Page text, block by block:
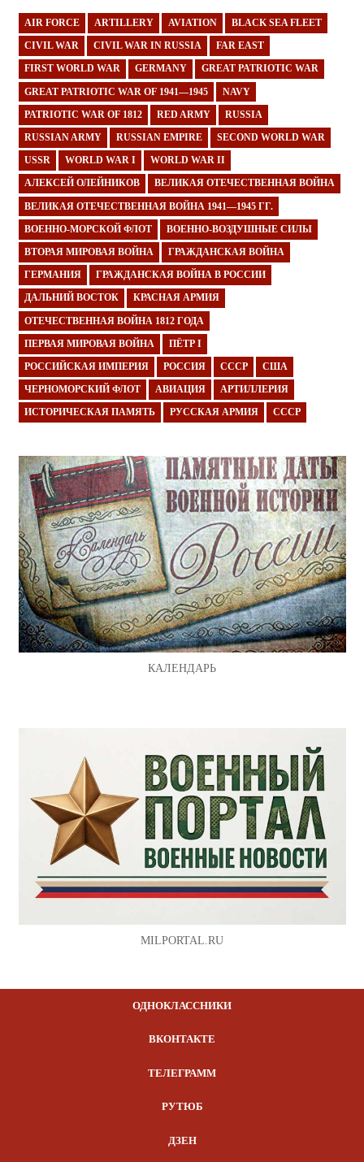
AIR FORCE ARTILLERY AVIATION BLACK SEA FLEET
CIVIL WAR CIVIL WAR IN RUSSIA FAR EAST
FIRST WORLD WAR GERMANY GREAT PATRIOTIC WAR
GREAT PATRIOTIC WAR OF 1941—1945 NAVY
PATRIOTIC WAR OF 1812 RED ARMY RUSSIA
RUSSIAN ARMY RUSSIAN EMPIRE SECOND WORLD WAR
USSR WORLD WAR I WORLD WAR II
АЛЕКСЕЙ ОЛЕЙНИКОВ ВЕЛИКАЯ ОТЕЧЕСТВЕННАЯ ВОЙНА
ВЕЛИКАЯ ОТЕЧЕСТВЕННАЯ ВОЙНА 1941—1945 ГГ.
ВОЕННО-МОРСКОЙ ФЛОТ ВОЕННО-ВОЗДУШНЫЕ СИЛЫ
ВТОРАЯ МИРОВАЯ ВОЙНА ГРАЖДАНСКАЯ ВОЙНА
ГЕРМАНИЯ ГРАЖДАНСКАЯ ВОЙНА В РОССИИ
ДАЛЬНИЙ ВОСТОК КРАСНАЯ АРМИЯ
ОТЕЧЕСТВЕННАЯ ВОЙНА 1812 ГОДА
ПЕРВАЯ МИРОВАЯ ВОЙНА ПЁТР I
РОССИЙСКАЯ ИМПЕРИЯ РОССИЯ СССР США
ЧЕРНОМОРСКИЙ ФЛОТ АВИАЦИЯ АРТИЛЛЕРИЯ
ИСТОРИЧЕСКАЯ ПАМЯТЬ РУССКАЯ АРМИЯ СССР
КАЛЕНДАРЬ
MILPORTAL.RU
ОДНОКЛАССНИКИ
ВКОНТАКТЕ
ТЕЛЕГРАММ
РУТЮБ
ДЗЕН